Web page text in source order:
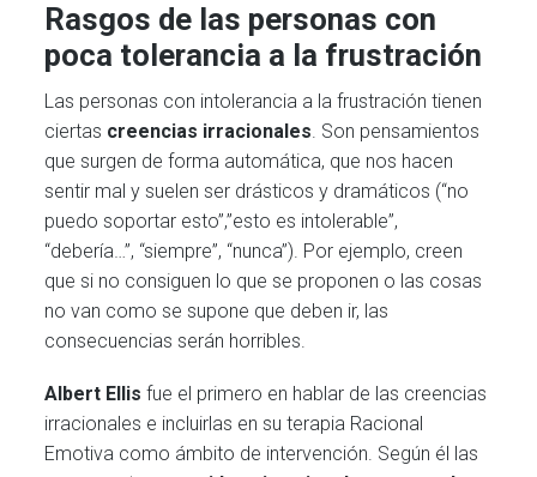
Rasgos de las personas con
poca tolerancia a la frustración
Las personas con intolerancia a la frustración tienen
ciertas creencias irracionales. Son pensamientos
que surgen de forma automática, que nos hacen
sentir mal y suelen ser drásticos y dramáticos (“no
puedo soportar esto”,”esto es intolerable”,
“debería…”, “siempre”, “nunca”). Por ejemplo, creen
que si no consiguen lo que se proponen o las cosas
no van como se supone que deben ir, las
consecuencias serán horribles.
Albert Ellis fue el primero en hablar de las creencias
irracionales e incluirlas en su terapia Racional
Emotiva como ámbito de intervención. Según él las